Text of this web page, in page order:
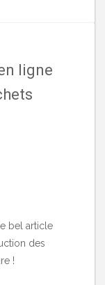
ligne
bel article
des
!